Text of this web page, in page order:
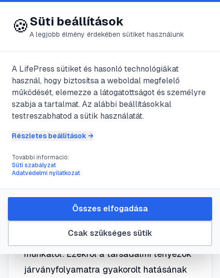
😍 LifePress
@BRONCO
2025. június 28. · 3perc olvasás
A közegészségtan
és a járványügy
#betegség
A közegészségtan különböző ágai sok
fertőző betegség vonatkozásában
elválaszthatatlanok a járványügyi
munkától. Ezekről a társadalmi tényezők
járványfolyamatra gyakorolt hatásának
🍪Süti beállítások
A legjobb élmény érdekében sütiket használunk
A LifePress sütiket és hasonló technológiákat
használ, hogy biztosítsa a weboldal megfelelő
működését, elemezze a látogatottságot és személyre
szabja a tartalmat. Az alábbi beállításokkal
testreszabhatod a sütik használatát.
Részletes beállítások →
További információ:
Süti szabályzat
Adatvédelmi nyilatkozat
Csak szükséges sütik
Összes elfogadása